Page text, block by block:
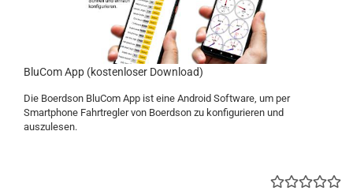
BluCom App (kostenloser Download)
Die Boerdson BluCom App ist eine Android Software, um per
Smartphone Fahrtregler von Boerdson zu konfigurieren und
auszulesen.